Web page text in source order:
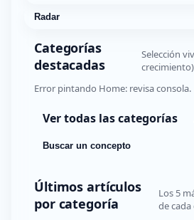
Radar
Categorías
destacadas
Selección
Error pintando Home: revisa consola.
Ver todas las categorías
Buscar un concepto
Últimos artículos
por categoría
Los 5
de